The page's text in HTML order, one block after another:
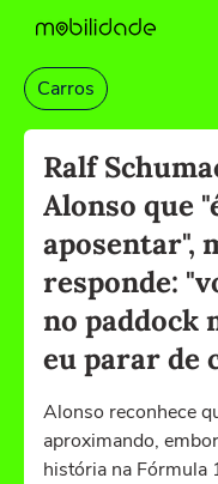
Carros
Ralf
Alonso que
aposentar",
responde:
no paddock
eu parar de
Alonso reconhece
aproximando,
história na Fórmula